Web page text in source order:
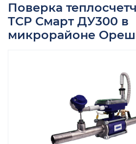
Поверка
ТСР Смарт ДУ300 в
микрорайоне